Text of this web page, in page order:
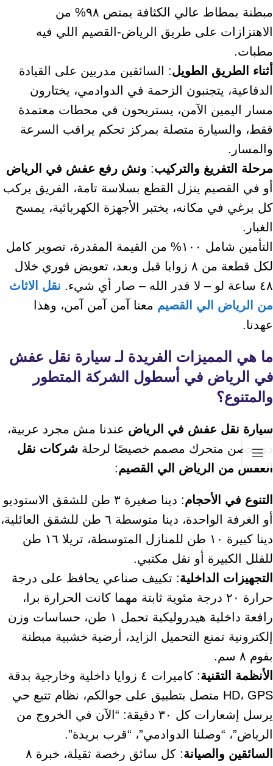
مبطنة بمطاط عالي الكثافة يمتص ٩٨% من
الاهتزازات على طريق الرياض-القصيم اللي فيه
مطبات.
أثناء الطريق الطويل: السائقين مدربين على القيادة
الدفاعية، يتجنبون الزحمة في الدوادمي، يختارون
مسار اليمين الآمن، يستريحون في محطات معتمدة
فقط، والسيارة متصلة بمركز تحكم يراقب السرعة
والمسار.
مرحلة التفريغ والتركيب: ونش رفع عفش في الرياض
أو في القصيم ينزل القطع بسلاسة تامة، الفريق يركب
كل برغي في مكانه، يختبر الأجهزة الكهربائية، يمسح
الغبار.
التأمين شامل ١٠٠% من القيمة المقدرة، تصوير كامل
لكل قطعة من ٨ زوايا قبل وبعد، تعويض فوري خلال
٤٨ ساعة لو – لا قدر الله – صار أي شيء.
نقل الاثاث
من الرياض الي القصيم معنا آمن آمن آمن، وهذا
عهدنا.
ما هي المميزات الفريدة لـ سيارة نقل عفش
في الرياض في أسطول الشركة المتطور
والمتنوع؟
سيارة نقل عفش في الرياض عندنا مش مجرد عربية،
دي حصن متحرك مصمم خصيصًا لرحلة شركات نقل
العفش من الرياض الي القصيم:
التنوع في الأحجام
: دينا صغيرة ٣ طن للشقق الاستوديو
أو الغرفة الواحدة، دينا متوسطة ٦ طن للشقق العائلية،
دينا كبيرة ١٠ طن للمنازل المتوسطة، تريلا ١٦ طن
للفلل الكبيرة أو نقل مكتبي.
التجهيزات الداخلية: تكييف صناعي يحافظ على درجة
حرارة ٢٠ درجة مئوية ثابتة مهما كانت الحرارة برا،
رافعة داخلية هيدروليكية تحمل ١ طن، حساسات وزن
إلكترونية تمنع التحميل الزايد، أرضية خشبية مبطنة
بفوم ٨ سم.
الأنظمة التقنية
: كاميرات ٤ زوايا داخلية وخارجية بدقة
HD، GPS متصل بتطبيق على جوالكم، نظام تتبع حي
يرسل إشعارات كل ٣٠ دقيقة: “الآن في الخروج من
الرياض”، “وصلنا الدوادمي”، “قرب بريدة”.
السائقين والصيانة
: كل سائق رخصة ثقيلة، خبرة ٨